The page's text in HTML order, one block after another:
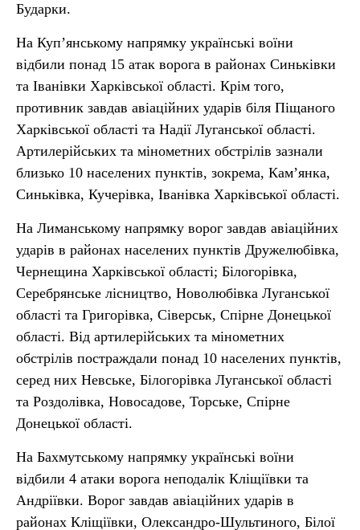
Бударки.
На Куп’янському напрямку українські воїни
відбили понад 15 атак ворога в районах Синьківки
та Іванівки Харківської області. Крім того,
противник завдав авіаційних ударів біля Піщаного
Харківської області та Надії Луганської області.
Артилерійських та мінометних обстрілів зазнали
близько 10 населених пунктів, зокрема, Кам’янка,
Синьківка, Кучерівка, Іванівка Харківської області.
На Лиманському напрямку ворог завдав авіаційних
ударів в районах населених пунктів Дружелюбівка,
Чернещина Харківської області; Білогорівка,
Серебрянське лісництво, Новолюбівка Луганської
області та Григорівка, Сіверськ, Спірне Донецької
області. Від артилерійських та мінометних
обстрілів постраждали понад 10 населених пунктів,
серед них Невське, Білогорівка Луганської області
та Роздолівка, Новосадове, Торське, Спірне
Донецької області.
На Бахмутському напрямку українські воїни
відбили 4 атаки ворога неподалік Кліщіївки та
Андріївки. Ворог завдав авіаційних ударів в
районах Кліщіївки, Олександро-Шультиного, Білої